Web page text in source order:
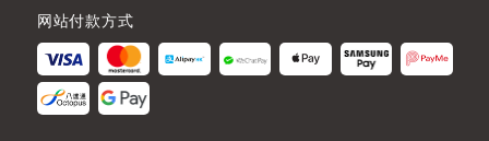
网站付款方式